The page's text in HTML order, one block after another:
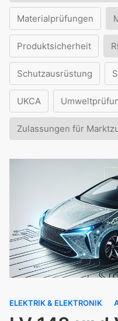
Materialprüfungen
Produktsicherheit
Schutzausrüstung
UKCA
Zulassungen für
ELEKTRIK & ELEKTRONIK